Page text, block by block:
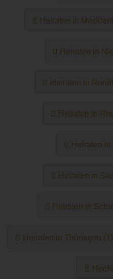
Heiraten in
Heiraten in
Heiraten in
Heiraten in
Heiraten
Heiraten in
Heiraten in
Heiraten in Thüringen (1)